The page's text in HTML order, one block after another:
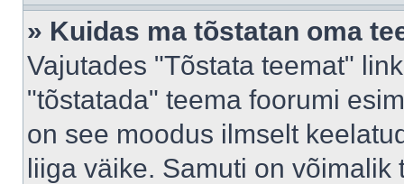
» Kuidas ma tõstatan oma
Vajutades "Tõstata teemat"
"tõstatada" teema foorumi
on see moodus ilmselt
liiga väike. Samuti on